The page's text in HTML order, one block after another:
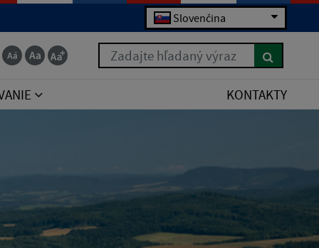
Slovenčina
Zadajte hľadaný výraz
KONTAKTY